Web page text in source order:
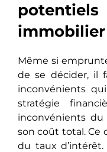
immobilier
Mêmе si
de se décider, il
inconvénients
stratégie
inconvénients
son coût total. Ce
du taux